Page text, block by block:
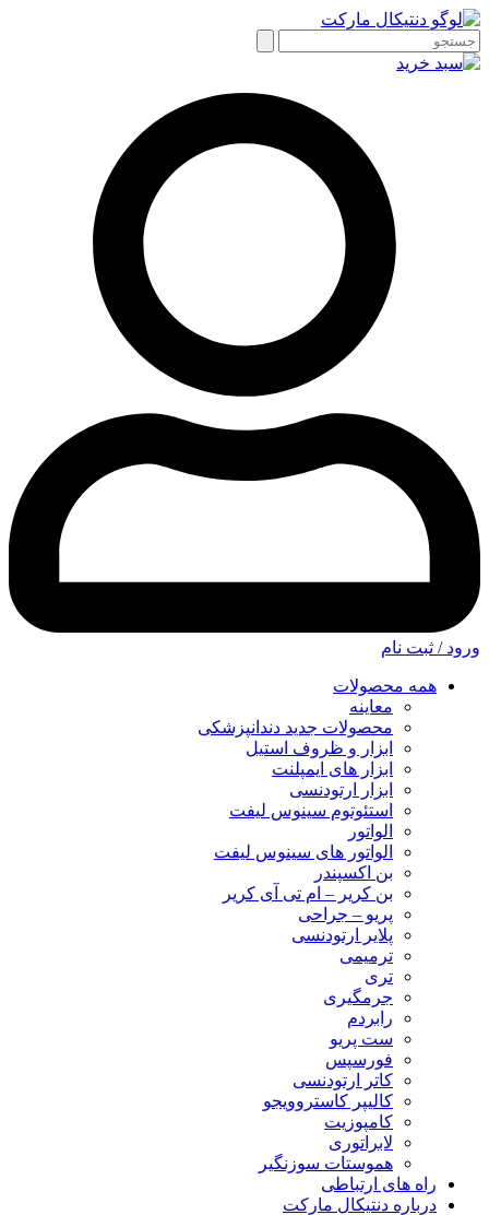
ورود / ثبت نام
همه محصولات
معاینه
محصولات جدید دندانپزشکی
ابزار و ظروف استیل
ابزار های ایمپلنت
ابزار ارتودنسی
استئوتوم سینوس لیفت
الواتور
الواتور های سینوس لیفت
بن اکسپندر
بن کریر – ام تی آی کریر
پریو – جراحی
پلایر ارتودنسی
ترمیمی
تری
جرمگیری
رابردم
ست پریو
فورسپس
کاتر ارتودنسی
کالیپر کاستروویجو
کامپوزیت
لابراتوری
هموستات سوزنگیر
راه های ارتباطی
درباره دنتیکال مارکت